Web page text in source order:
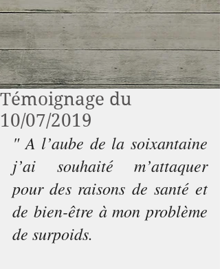
Témoignage du
10/07/2019
" A l’aube de la soixantaine
j’ai souhaité m’attaquer
pour des raisons de santé et
de bien-être à mon problème
de surpoids.